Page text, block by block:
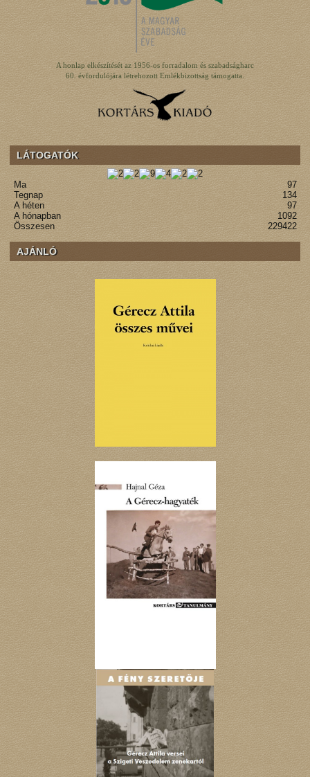
A honlap elkészítését az 1956-os forradalom és szabadságharc
60. évfordulójára létrehozott Emlékbizottság támogatta.
LÁTOGATÓK
Ma
97
Tegnap
134
A héten
97
A hónapban
1092
Összesen
229422
AJÁNLÓ